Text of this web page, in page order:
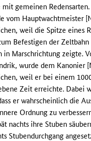
gemeinen
vom Hauptwachtmeister
weil die Spitze eines
Befestigen der
in Marschrichtung zeigte.
wurde dem Kanonier
weil er bei einem
Zeit erreichte. Dabei
er wahrscheinlich die
Ordnung zu
nachts ihre Stuben
Stubendurchgang